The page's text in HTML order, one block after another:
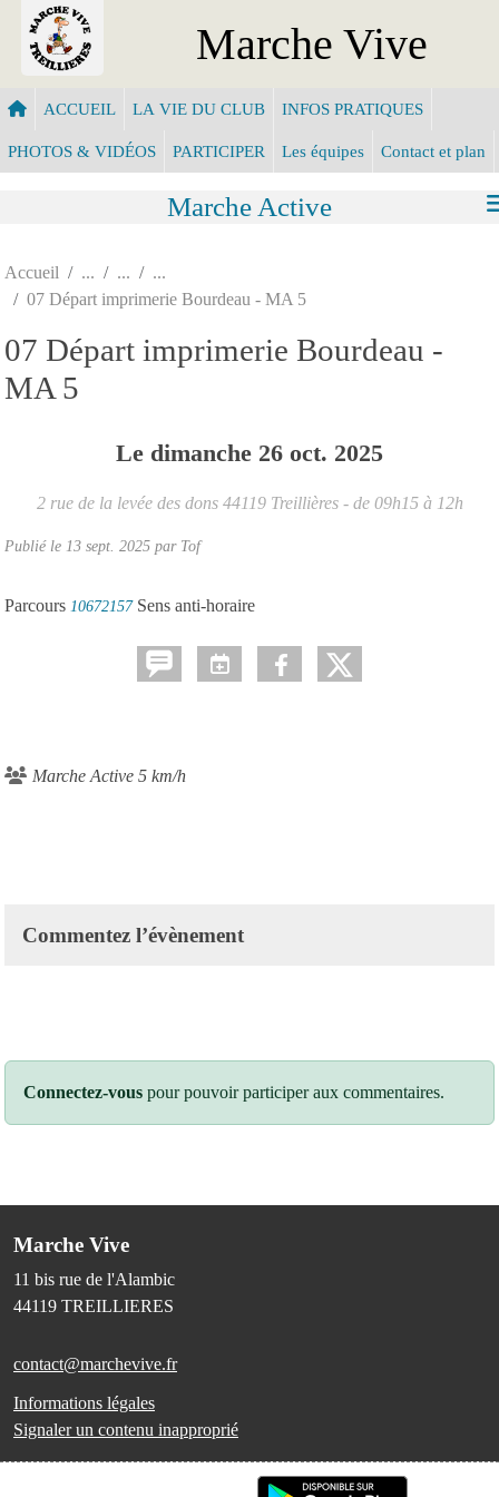
Marche Vive
ACCUEIL LA VIE DU CLUB INFOS PRATIQUES
PHOTOS & VIDÉOS PARTICIPER Les équipes Contact et plan
Marche Active
Accueil
07 Départ imprimerie Bourdeau - MA 5
07 Départ imprimerie Bourdeau -
MA 5
Le dimanche 26 oct. 2025
2 rue de la levée des dons 44119 Treillières - de 09h15 à 12h
Publié le 13 sept. 2025 par Tof
Parcours 10672157 Sens anti-horaire
Marche Active 5 km/h
Commentez l’évènement
Connectez-vous pour pouvoir participer aux commentaires.
Marche Vive
11 bis rue de l'Alambic
44119 TREILLIERES
contact@marchevive.fr
Informations légales
Signaler un contenu inapproprié
Panneau de gestion des cookies